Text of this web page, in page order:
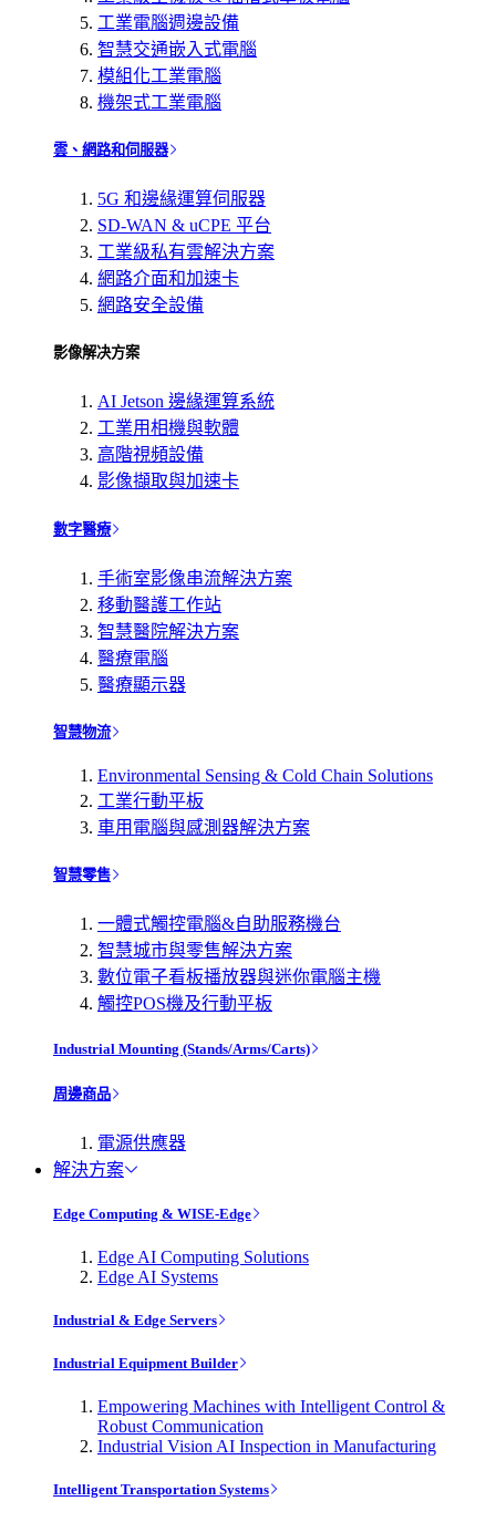
工業電腦週邊設備
智慧交通嵌入式電腦
模組化工業電腦
機架式工業電腦
雲、網路和伺服器
5G 和邊緣運算伺服器
SD-WAN & uCPE 平台
工業級私有雲解決方案
網路介面和加速卡
網路安全設備
影像解决方案
AI Jetson 邊緣運算系統
工業用相機與軟體
高階視頻設備
影像擷取與加速卡
數字醫療
手術室影像串流解決方案
移動醫護工作站
智慧醫院解決方案
醫療電腦
醫療顯示器
智慧物流
Environmental Sensing & Cold Chain Solutions
工業行動平板
車用電腦與感測器解決方案
智慧零售
一體式觸控電腦&自助服務機台
智慧城市與零售解決方案
數位電子看板播放器與迷你電腦主機
觸控POS機及行動平板
Industrial Mounting (Stands/Arms/Carts)
周邊商品
電源供應器
解決方案
Edge Computing & WISE-Edge
Edge AI Computing Solutions
Edge AI Systems
Industrial & Edge Servers
Industrial Equipment Builder
Empowering Machines with Intelligent Control &
Robust Communication
Industrial Vision AI Inspection in Manufacturing
Intelligent Transportation Systems